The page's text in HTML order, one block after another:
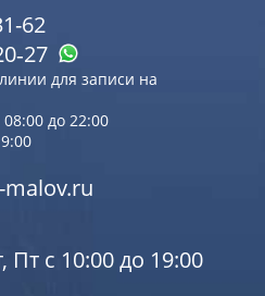
62
для записи на
до 22:00
Пт с 10:00 до 19:00